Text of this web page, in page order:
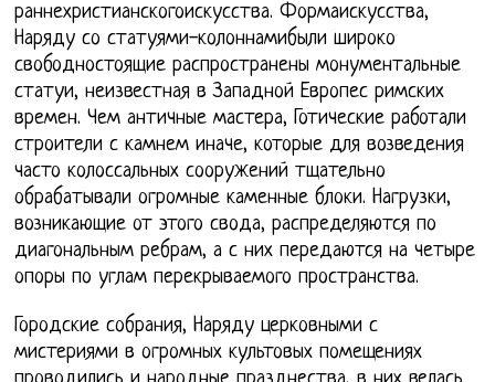
раннехристианскогоискусства. Формаискусства,
Наряду со статуями-колоннамибыли широко
свободностоящие распространены монументальные
статуи, неизвестная в Западной Европес римских
времен. Чем античные мастера, Готические работали
строители с камнем иначе, которые для возведения
часто колоссальных сооружений тщательно
обрабатывали огромные каменные блоки. Нагрузки,
возникающие от этого свода, распределяются по
диагональным ребрам, а с них передаются на четыре
опоры по углам перекрываемого пространства.
Городские собрания, Наряду церковными с
мистериями в огромных культовых помещениях